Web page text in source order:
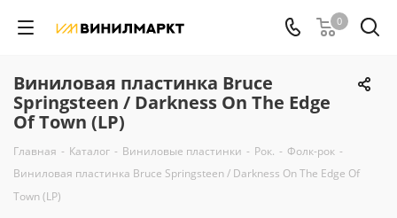
0
Виниловая пластинка Bruce
Springsteen / Darkness On The Edge
Of Town (LP)
Главная - Каталог - Виниловые пластинки - Рок. - Фолк-рок -
Виниловая пластинка Bruce Springsteen / Darkness On The Edge Of
Town (LP)